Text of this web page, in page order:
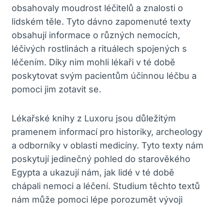
obsahovaly moudrost léčitelů a znalosti o
lidském těle. Tyto dávno zapomenuté texty
obsahují informace o různých nemocích,
léčivých rostlinách a rituálech spojených s
léčením. Díky nim mohli lékaři v té době
poskytovat svým pacientům účinnou léčbu a
pomoci jim zotavit se.
Lékařské knihy z Luxoru jsou důležitým
pramenem informací pro historiky, archeology
a odborníky v oblasti medicíny. Tyto texty nám
poskytují jedinečný pohled do starověkého
Egypta a ukazují nám, jak lidé v té době
chápali nemoci a léčení. Studium těchto textů
nám může pomoci lépe porozumět vývoji